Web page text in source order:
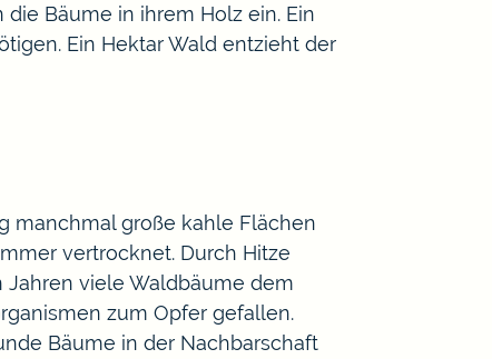
Bäume in ihrem Holz ein. Ein
Ein Hektar Wald entzieht der
manchmal große kahle Flächen
vertrocknet. Durch Hitze
viele Waldbäume dem
zum Opfer gefallen.
Bäume in der Nachbarschaft